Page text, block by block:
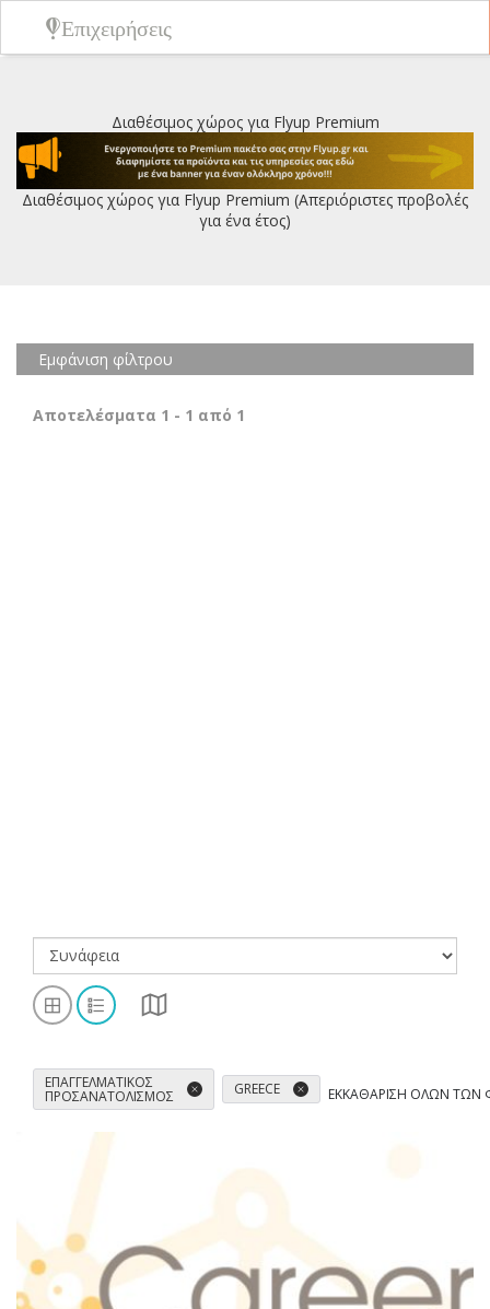
Διαθέσιμος χώρος για Flyup Premium
Διαθέσιμος χώρος για Flyup Premium (Απεριόριστες προβολές
για ένα έτος)
Εμφάνιση φίλτρου
Αποτελέσματα 1 - 1 από 1
ΕΠΑΓΓΕΛΜΑΤΙΚΌΣ
ΠΡΟΣΑΝΑΤΟΛΙΣΜΌΣ GREECE ΕΚΚΑΘΆΡΙΣΗ ΌΛΩΝ ΤΩΝ
Επιχειρήσεις